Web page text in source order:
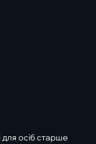
осіб старше